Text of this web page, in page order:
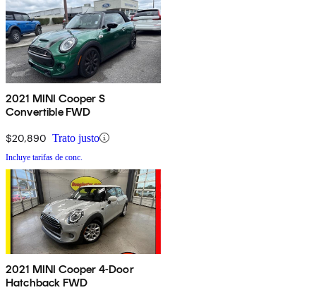
2021 MINI Cooper S
Convertible FWD
$20,890 Trato justo
Incluye tarifas de conc.
2021 MINI Cooper 4-Door
Hatchback FWD